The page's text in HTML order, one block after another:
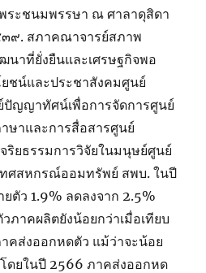
ระชนมพรรษา ณ ศาลาดุสิดา
๙. สภาคณาจารย์สภาพ
าที่ยั่งยืนและเศรษฐกิจพอ
ชน์และประชาสังคมศูนย์
ปัญญาทัศน์เพื่อการจัดการศูนย์
ษาและการสื่อสารศูนย์
ยธรรมการวิจัยในมนุษย์ศูนย์
ศสหกรณ์ออมทรัพย์ สพบ. ในปี
ตัว 1.9% ลดลงจาก 2.5%
ภาคผลิตยังน้อยกว่าเมื่อเทียบ
คส่งออกหดตัว แม้ว่าจะน้อย
โดยในปี 2566 ภาคส่งออกหด